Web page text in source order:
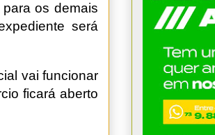
os demais
será
vai funcionar
ficará aberto